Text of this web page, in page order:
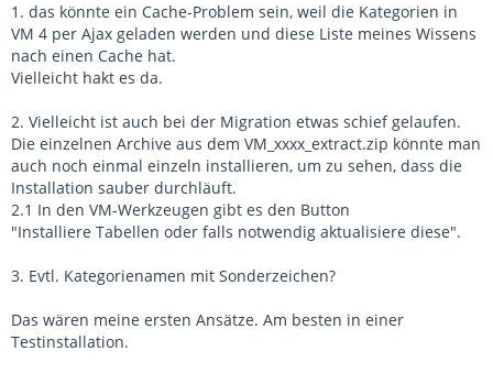
1. das könnte ein Cache-Problem sein, weil die Kategorien in
VM 4 per Ajax geladen werden und diese Liste meines Wissens
nach einen Cache hat.
Vielleicht hakt es da.
2. Vielleicht ist auch bei der Migration etwas schief gelaufen.
Die einzelnen Archive aus dem VM_xxxx_extract.zip könnte man
auch noch einmal einzeln installieren, um zu sehen, dass die
Installation sauber durchläuft.
2.1 In den VM-Werkzeugen gibt es den Button
"Installiere Tabellen oder falls notwendig aktualisiere diese".
3. Evtl. Kategorienamen mit Sonderzeichen?
Das wären meine ersten Ansätze. Am besten in einer
Testinstallation.